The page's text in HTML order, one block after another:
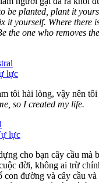
be planted, plant it
it yourself. Where there
the one who removes
lực
tôi hài lòng, vậy nên
so I created my life.
lực
cho bạn cây cầu mà
đời, không ai trừ
con đường và cây cầu và